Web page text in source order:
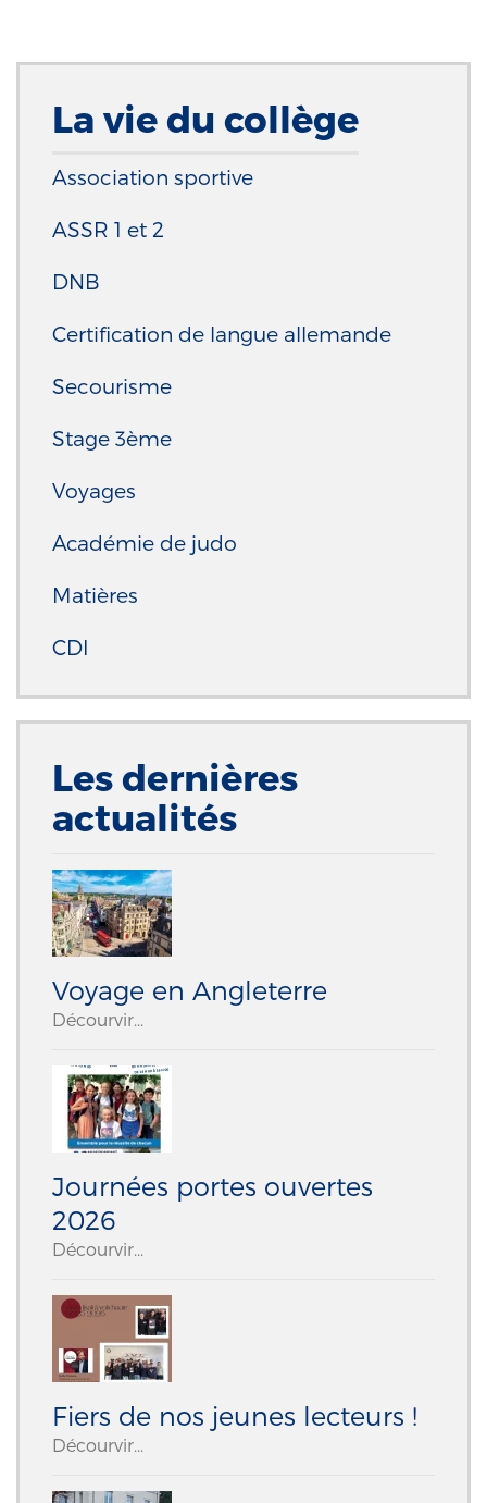
La vie du collège
Association sportive
ASSR 1 et 2
DNB
Certification de langue allemande
Secourisme
Stage 3ème
Voyages
Académie de judo
Matières
CDI
Les dernières
actualités
Voyage en Angleterre
Décourvir...
Journées portes ouvertes
2026
Décourvir...
Fiers de nos jeunes lecteurs !
Décourvir...